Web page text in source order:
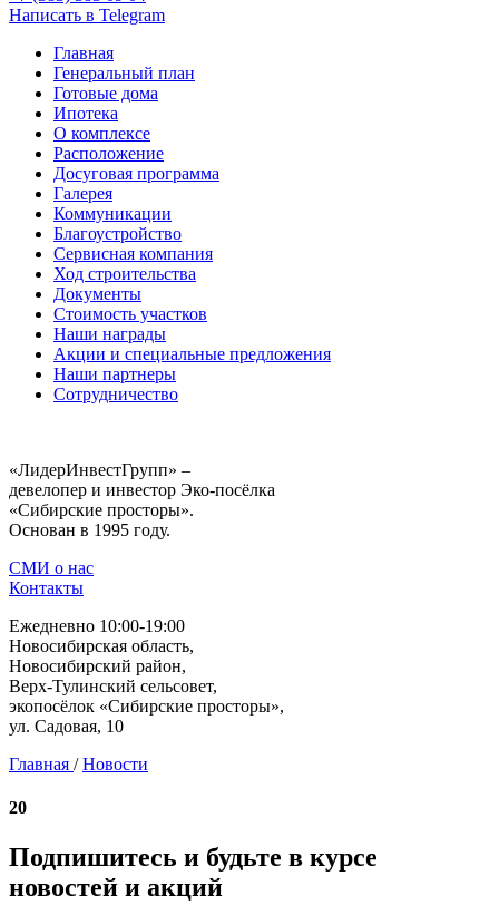
Написать в Telegram
Главная
Генеральный план
Готовые дома
Ипотека
О комплексе
Расположение
Досуговая программа
Галерея
Коммуникации
Благоустройство
Сервисная компания
Ход строительства
Документы
Стоимость участков
Наши награды
Акции и специальные предложения
Наши партнеры
Сотрудничество
«ЛидерИнвестГрупп» –
девелопер и инвестор Эко-посёлка
«Сибирские просторы».
Основан в 1995 году.
СМИ о нас
Контакты
Ежедневно 10:00-19:00
Новосибирская область,
Новосибирский район,
Верх-Тулинский сельсовет,
экопосёлок «Сибирские просторы»,
ул. Садовая, 10
Главная / Новости
20
Подпишитесь и будьте в курсе
новостей и акций